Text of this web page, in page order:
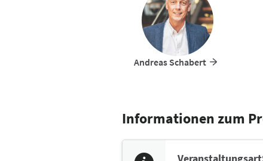
Andreas Schabert
Informationen zum